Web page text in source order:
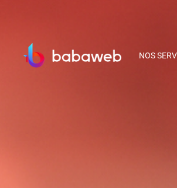
NOS